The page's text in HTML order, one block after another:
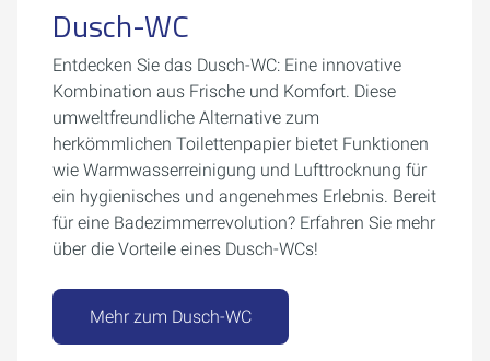
Dusch-WC
Entdecken Sie das Dusch-WC: Eine innovative
Kombination aus Frische und Komfort. Diese
umweltfreundliche Alternative zum
herkömmlichen Toilettenpapier bietet Funktionen
wie Warmwasserreinigung und Lufttrocknung für
ein hygienisches und angenehmes Erlebnis. Bereit
für eine Badezimmerrevolution? Erfahren Sie mehr
über die Vorteile eines Dusch-WCs!
Mehr zum Dusch-WC